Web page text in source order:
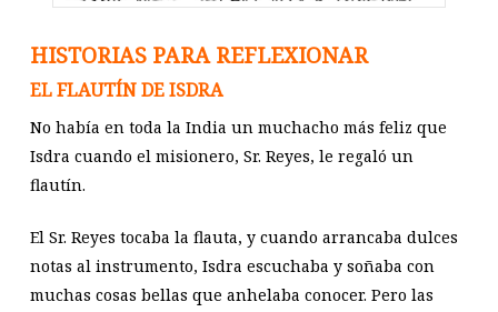
HISTORIAS PARA REFLEXIONAR
EL FLAUTÍN DE ISDRA
No había en toda la India un muchacho más feliz que
Isdra cuando el misionero, Sr. Reyes, le regaló un
flautín.
El Sr. Reyes tocaba la flauta, y cuando arrancaba dulces
notas al instrumento, Isdra escuchaba y soñaba con
muchas cosas bellas que anhelaba conocer. Pero las